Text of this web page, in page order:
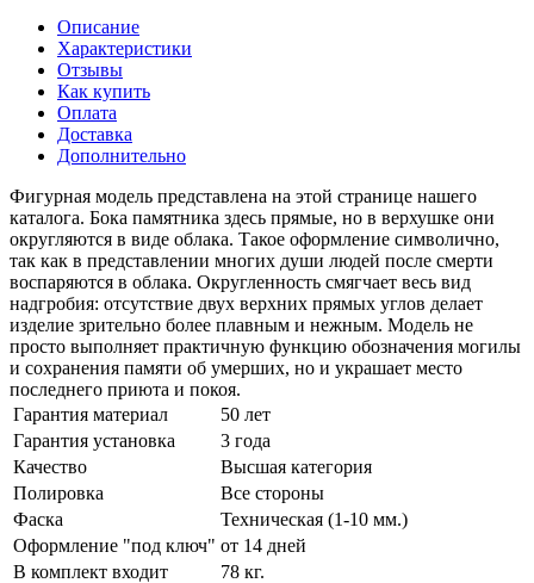
Описание
Характеристики
Отзывы
Как купить
Оплата
Доставка
Дополнительно
Фигурная модель представлена на этой странице нашего
каталога. Бока памятника здесь прямые, но в верхушке они
округляются в виде облака. Такое оформление символично,
так как в представлении многих души людей после смерти
воспаряются в облака. Округленность смягчает весь вид
надгробия: отсутствие двух верхних прямых углов делает
изделие зрительно более плавным и нежным. Модель не
просто выполняет практичную функцию обозначения могилы
и сохранения памяти об умерших, но и украшает место
последнего приюта и покоя.
Гарантия материал
50 лет
Гарантия установка
3 года
Качество
Высшая категория
Полировка
Все стороны
Фаска
Техническая (1-10 мм.)
Оформление "под ключ" от 14 дней
В комплект входит
78 кг.